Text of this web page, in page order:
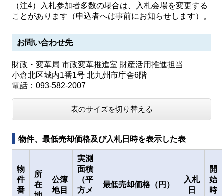
（注4）入札参加者多数の場合は、入札会場を変更する
ことがあります（申込者へは事前にお知らせします）。
お問い合わせ先
財政・変革局 市政変革推進室 財産活用推進担当
小倉北区城内1番1号 北九州市庁舎6階
電話：093-582-2007
表のサイズを切り替える
物件、最低売却価格及び入札日時を表示した表
物
件
番
所
在
公簿
地目
実測
面積
（平
方メ
最低売却価格（円）
入札
日
開
始
時